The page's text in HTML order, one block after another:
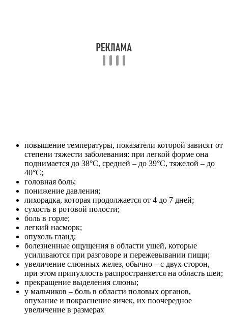
повышение температуры, показатели которой зависят от
степени тяжести заболевания: при легкой форме она
поднимается до 38°С, средней – до 39°С, тяжелой – до
40°С;
головная боль;
понижение давления;
лихорадка, которая продолжается от 4 до 7 дней;
сухость в ротовой полости;
боль в горле;
легкий насморк;
опухоль гланд;
болезненные ощущения в области ушей, которые
усиливаются при разговоре и пережевывании пищи;
увеличение слюнных желез, обычно – с двух сторон,
при этом припухлость распространяется на область шеи;
прекращение выделения слюны;
у мальчиков – боль в области половых органов,
опухание и покраснение яичек, их поочередное
увеличение в размерах